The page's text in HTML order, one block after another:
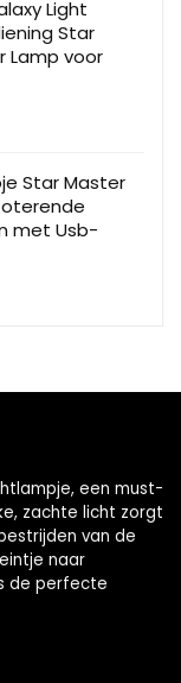
Light
Star
Lamp voor
Star Master
met Usb-
een must-
zachte licht zorgt
van de
naar
de perfecte